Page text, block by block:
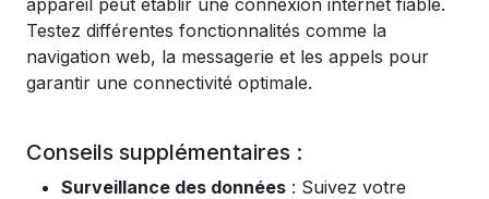
appareil peut établir une connexion internet fiable.
Testez différentes fonctionnalités comme la
navigation web, la messagerie et les appels pour
garantir une connectivité optimale.
Conseils supplémentaires :
Surveillance des données : Suivez votre